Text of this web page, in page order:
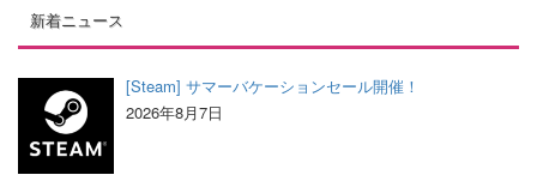
新着ニュース
[Steam] サマーバケーションセール開催！
2026年8月7日